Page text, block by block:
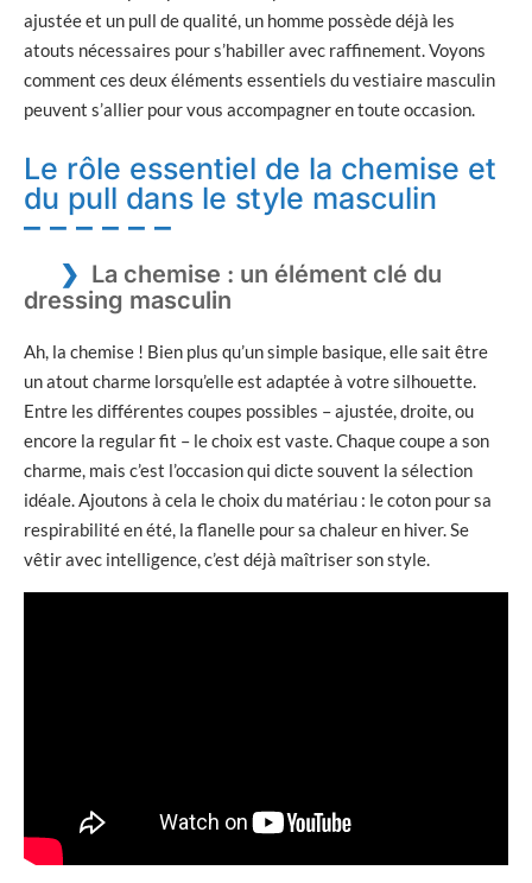
ajustée et un pull de qualité, un homme possède déjà les
atouts nécessaires pour s’habiller avec raffinement. Voyons
comment ces deux éléments essentiels du vestiaire masculin
peuvent s’allier pour vous accompagner en toute occasion.
Le rôle essentiel de la chemise et
du pull dans le style masculin
La chemise : un élément clé du
dressing masculin
Ah, la chemise ! Bien plus qu’un simple basique, elle sait être
un atout charme lorsqu’elle est adaptée à votre silhouette.
Entre les différentes coupes possibles – ajustée, droite, ou
encore la regular fit – le choix est vaste. Chaque coupe a son
charme, mais c’est l’occasion qui dicte souvent la sélection
idéale. Ajoutons à cela le choix du matériau : le coton pour sa
respirabilité en été, la flanelle pour sa chaleur en hiver. Se
vêtir avec intelligence, c’est déjà maîtriser son style.